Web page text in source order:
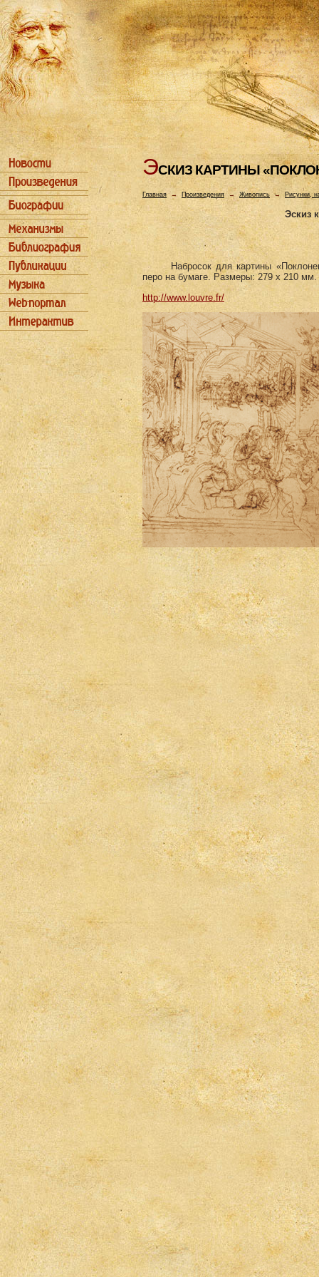
ЭСКИЗ КАРТИHЫ
Главная→ Произведения → Живопись → Рисунки,
Эскиз
Набросок для картины
перо на бумаге. Размеры: 279 х 210
http://www.louvre.fr/